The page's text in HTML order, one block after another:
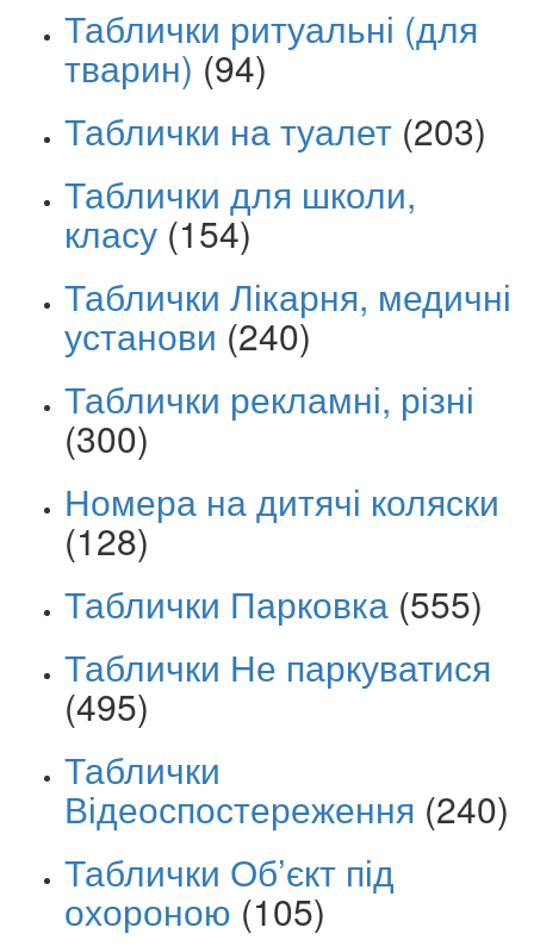
Таблички ритуальні (для
тварин) (94)
Таблички на туалет (203)
Таблички для школи,
класу (154)
Таблички Лікарня, медичні
установи (240)
Таблички рекламні, різні
(300)
Номера на дитячі коляски
(128)
Таблички Парковка (555)
Таблички Не паркуватися
(495)
Таблички
Відеоспостереження (240)
Таблички Об’єкт під
охороною (105)